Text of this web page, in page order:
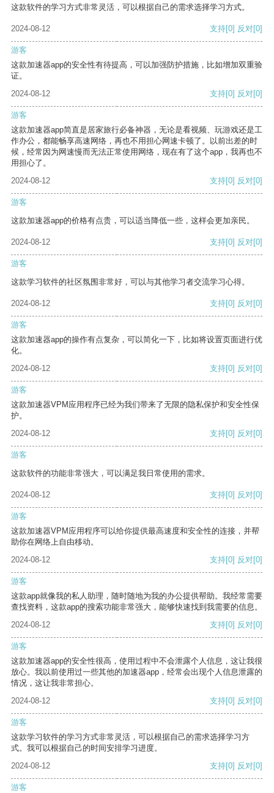
这款软件的学习方式非常灵活，可以根据自己的需求选择学习方式。
2024-08-12 支持[0] 反对[0]
游客
这款加速器app的安全性有待提高，可以加强防护措施，比如增加双重验
证。
2024-08-12
支持[0] 反对[0]
游客
这款加速器app简直是居家旅行必备神器，无论是看视频、玩游戏还是工
作办公，都能畅享高速网络，再也不用担心网速卡顿了。以前出差的时
候，经常因为网速慢而无法正常使用网络，现在有了这个app，我再也不
用担心了。
2024-08-12
支持[0] 反对[0]
游客
这款加速器app的价格有点贵，可以适当降低一些，这样会更加亲民。
2024-08-12 支持[0] 反对[0]
游客
这款学习软件的社区氛围非常好，可以与其他学习者交流学习心得。
2024-08-12 支持[0] 反对[0]
游客
这款加速器app的操作有点复杂，可以简化一下，比如将设置页面进行优
化。
2024-08-12
支持[0] 反对[0]
游客
这款加速器VPM应用程序已经为我们带来了无限的隐私保护和安全性保
护。
2024-08-12
支持[0] 反对[0]
游客
这款软件的功能非常强大，可以满足我日常使用的需求。
2024-08-12 支持[0] 反对[0]
游客
这款加速器VPM应用程序可以给你提供最高速度和安全性的连接，并帮
助你在网络上自由移动。
2024-08-12
支持[0] 反对[0]
游客
这款app就像我的私人助理，随时随地为我的办公提供帮助。我经常需要
查找资料，这款app的搜索功能非常强大，能够快速找到我需要的信息。
2024-08-12
支持[0] 反对[0]
游客
这款加速器app的安全性很高，使用过程中不会泄露个人信息，这让我很
放心。我以前使用过一些其他的加速器app，经常会出现个人信息泄露的
情况，这让我非常担心。
2024-08-12
支持[0] 反对[0]
游客
这款学习软件的学习方式非常灵活，可以根据自己的需求选择学习方
式。我可以根据自己的时间安排学习进度。
2024-08-12
支持[0] 反对[0]
游客